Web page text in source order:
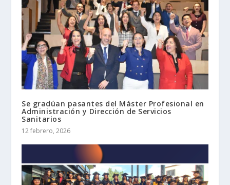
Se gradúan pasantes del Máster Profesional en
Administración y Dirección de Servicios
Sanitarios
12 febrero, 2026